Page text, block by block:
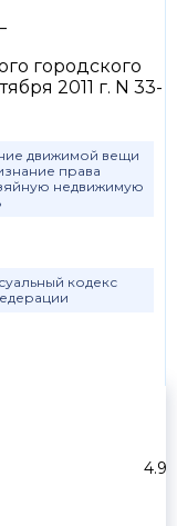
4.9
городского
2011 г. N 33-
движимой вещи
права
недвижимую
кодекс